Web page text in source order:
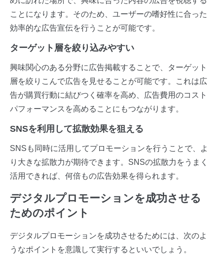
ことになります。そのため、ユーザーの嗜好性に合った
効率的な広告宣伝を行うことが可能です。
ターゲット層を絞り込みやすい
興味関心のある分野に広告掲載することで、ターゲット
層を絞りこんで広告を見せることが可能です。これは広
告が購買行動に結びつく確率を高め、広告費用のコスト
パフォーマンスを高めることにもつながります。
SNSを利用して拡散効果を狙える
SNSも同時に活用してプロモーションを行うことで、よ
り大きな拡散力が期待できます。SNSの拡散力をうまく
活用できれば、何倍もの広告効果を得られます。
デジタルプロモーションを成功させる
ためのポイント
デジタルプロモーションを成功させるためには、次のよ
うなポイントを意識して実行するといいでしょう。